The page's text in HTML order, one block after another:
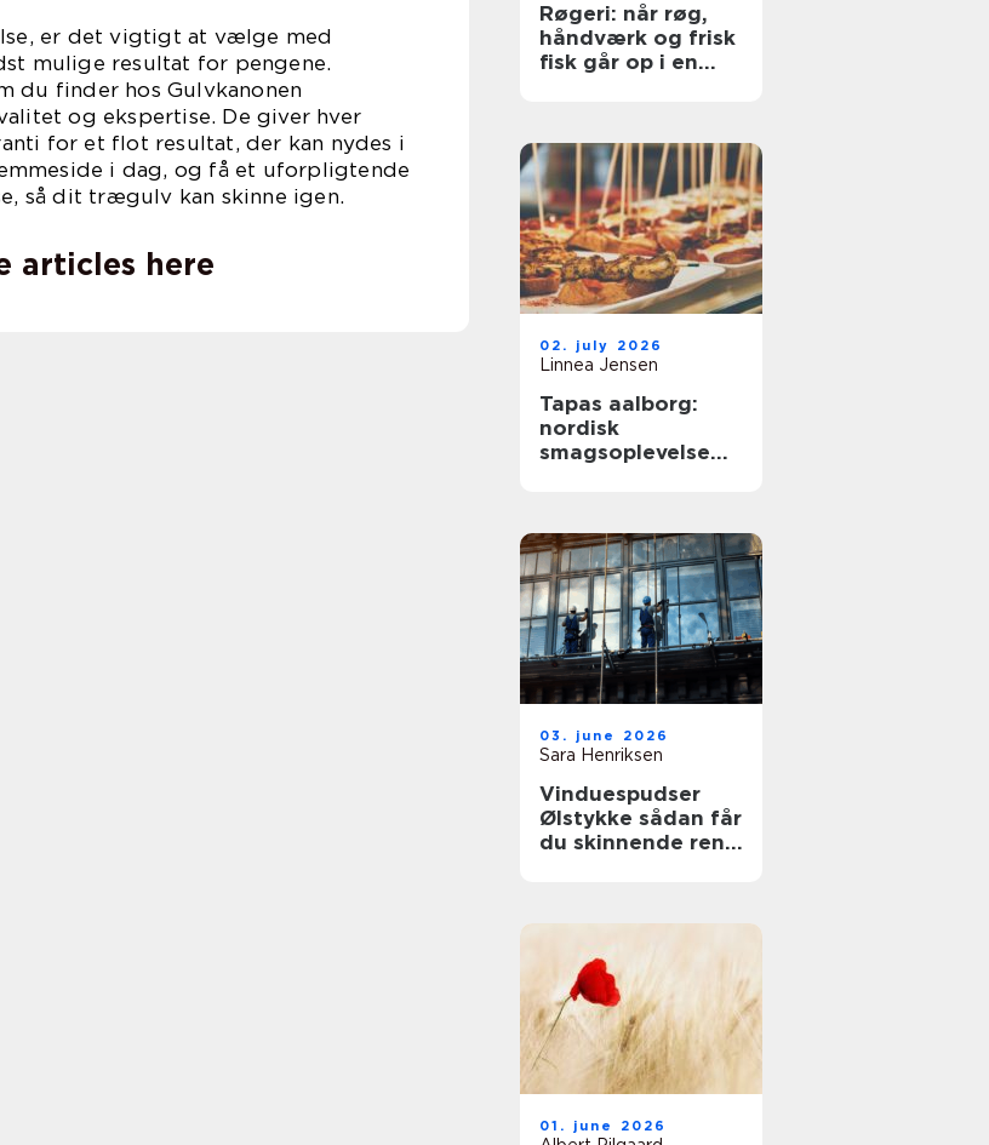
er det vigtigt at vælge med
mulige resultat for pengene.
du finder hos Gulvkanonen
og ekspertise. De giver hver
for et flot resultat, der kan nydes i
i dag, og få et uforpligtende
så dit trægulv kan skinne igen.
articles here
Røgeri: når røg,
håndværk og frisk
fisk går op i en
02. july 2026
Linnea Jensen
Tapas aalborg:
nordisk
smagsoplevelse
03. june 2026
Sara Henriksen
Vinduespudser
Ølstykke sådan får
du skinnende rene
01. june 2026